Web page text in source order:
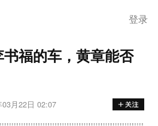
登录
福的车，黄章能否
03月22日 02:07